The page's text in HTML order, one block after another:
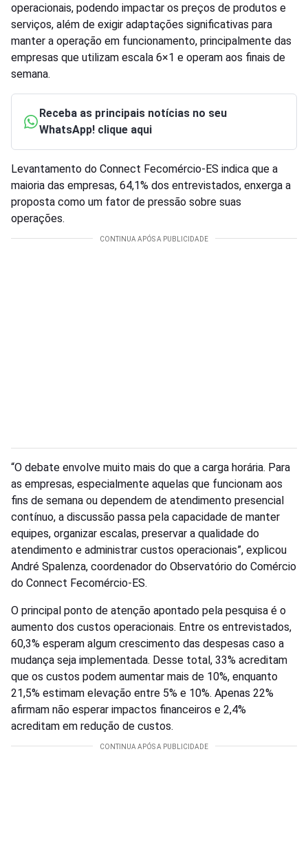
operacionais, podendo impactar os preços de produtos e
serviços, além de exigir adaptações significativas para
manter a operação em funcionamento, principalmente das
empresas que utilizam escala 6×1 e operam aos finais de
semana.
Receba as principais notícias no seu
WhatsApp! clique aqui
Levantamento do Connect Fecomércio-ES indica que a
maioria das empresas, 64,1% dos entrevistados, enxerga a
proposta como um fator de pressão sobre suas
operações.
“O debate envolve muito mais do que a carga horária. Para
as empresas, especialmente aquelas que funcionam aos
fins de semana ou dependem de atendimento presencial
contínuo, a discussão passa pela capacidade de manter
equipes, organizar escalas, preservar a qualidade do
atendimento e administrar custos operacionais”, explicou
André Spalenza, coordenador do Observatório do Comércio
do Connect Fecomércio-ES.
O principal ponto de atenção apontado pela pesquisa é o
aumento dos custos operacionais. Entre os entrevistados,
60,3% esperam algum crescimento das despesas caso a
mudança seja implementada. Desse total, 33% acreditam
que os custos podem aumentar mais de 10%, enquanto
21,5% estimam elevação entre 5% e 10%. Apenas 22%
afirmam não esperar impactos financeiros e 2,4%
acreditam em redução de custos.